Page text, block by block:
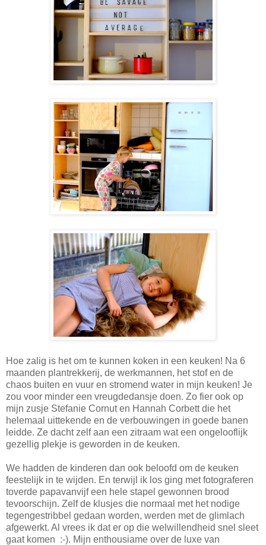
Hoe zalig is het om te kunnen koken in een keuken! Na 6
maanden plantrekkerij, de werkmannen, het stof en de
chaos buiten en vuur en stromend water in mijn keuken! Je
zou voor minder een vreugdedansje doen. Zo fier ook op
mijn zusje Stefanie Cornut en Hannah Corbett die het
helemaal uittekende en de verbouwingen in goede banen
leidde. Ze dacht zelf aan een zitraam wat een ongelooflijk
gezellig plekje is geworden in de keuken.
We hadden de kinderen dan ook beloofd om de keuken
feestelijk in te wijden. En terwijl ik los ging met fotograferen
toverde papavanvijf een hele stapel gewonnen brood
tevoorschijn. Zelf de klusjes die normaal met het nodige
tegengestribbel gedaan worden, werden met de glimlach
afgewerkt. Al vrees ik dat er op die welwillendheid snel sleet
gaat komen :-). Mijn enthousiame over de luxe van